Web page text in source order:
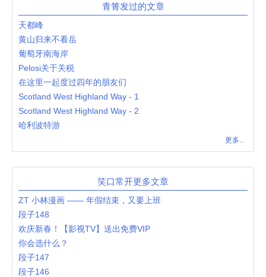
青箐发过的文章
天都峰
黄山归来不看岳
葡萄牙南海岸
Pelosi关于关税
在这里一起度过四年的朋友们
Scotland West Highland Way - 1
Scotland West Highland Way - 2
哈利波特游
更多...
笑口常开更多文章
ZT 小林漫画 —— 年假结束，又要上班
段子148
欢庆新春！【影视TV】送出免费VIP
你会选什么？
段子147
段子146